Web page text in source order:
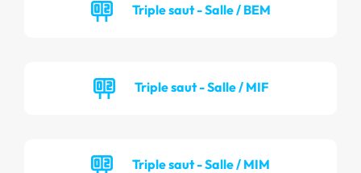
Triple saut - Salle / BEM
Triple saut - Salle / MIF
Triple saut - Salle / MIM